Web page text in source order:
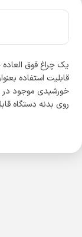
قابلیت استفاده
خورشیدی موجود در
روی بدنه دستگاه